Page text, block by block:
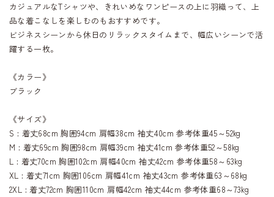
カジュアルなTシャツや、きれいめなワンピースの上に羽織って、上
品な着こなしを楽しむのもおすすめです。
ビジネスシーンから休日のリラックスタイムまで、幅広いシーンで活
躍する一枚。
《カラー》
ブラック
《サイズ》
S : 着丈68cm 胸囲94cm 肩幅38cm 袖丈40cm 参考体重45～52kg
M : 着丈69cm 胸囲98cm 肩幅39cm 袖丈41cm 参考体重52～58kg
L : 着丈70cm 胸囲102cm 肩幅40cm 袖丈42cm 参考体重58～63kg
XL : 着丈71cm 胸囲106cm 肩幅41cm 袖丈43cm 参考体重63～68kg
2XL : 着丈72cm 胸囲110cm 肩幅42cm 袖丈44cm 参考体重68～73kg